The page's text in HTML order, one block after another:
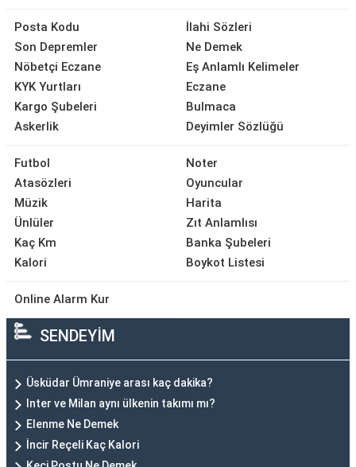
Posta Kodu
Son Depremler
Nöbetçi Eczane
KYK Yurtları
Kargo Şubeleri
Askerlik
İlahi Sözleri
Ne Demek
Eş Anlamlı Kelimeler
Eczane
Bulmaca
Deyimler Sözlüğü
Futbol
Atasözleri
Müzik
Ünlüler
Kaç Km
Kalori
Noter
Oyuncular
Harita
Zıt Anlamlısı
Banka Şubeleri
Boykot Listesi
Online Alarm Kur
SENDEYİM
Üsküdar Ümraniye arası kaç dakika?
Inter ve Milan aynı ülkenin takımı mı?
Elenme Ne Demek
İncir Reçeli Kaç Kalori